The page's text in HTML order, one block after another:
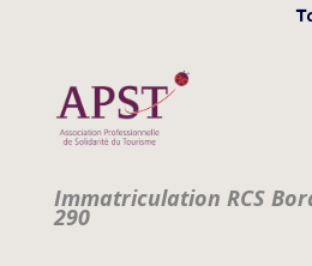
Immatriculation RCS
290